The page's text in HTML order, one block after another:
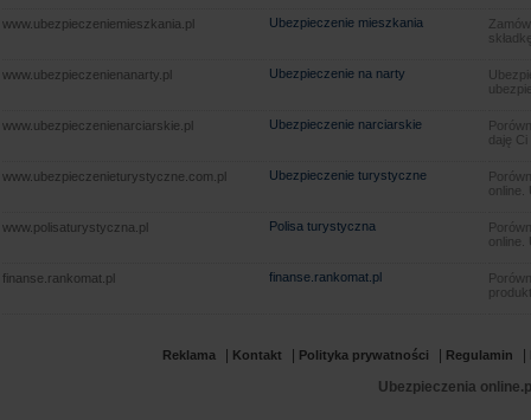
www.ubezpieczeniemieszkania.pl Ubezpieczenie mieszkania
www.ubezpieczenienanarty.pl Ubezpieczenie na narty
www.ubezpieczenienarciarskie.pl Ubezpieczenie narciarskie
daję
www.ubezpieczenieturystyczne.com.pl Ubezpieczenie turystyczne
www.polisaturystyczna.pl Polisa turystyczna
finanse.rankomat.pl finanse.rankomat.pl
Reklama Kontakt Polityka prywatności Regulamin
Ubezpieczenia